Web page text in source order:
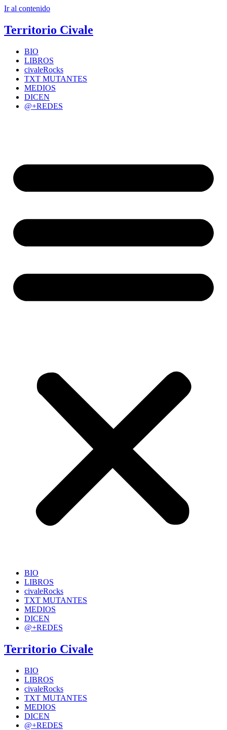
Ir al contenido
Territorio Civale
BIO
LIBROS
civaleRocks
TXT MUTANTES
MEDIOS
DICEN
@+REDES
BIO
LIBROS
civaleRocks
TXT MUTANTES
MEDIOS
DICEN
@+REDES
Territorio Civale
BIO
LIBROS
civaleRocks
TXT MUTANTES
MEDIOS
DICEN
@+REDES